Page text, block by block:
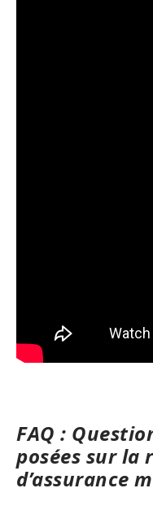
FAQ :
posées sur la
d’assurance